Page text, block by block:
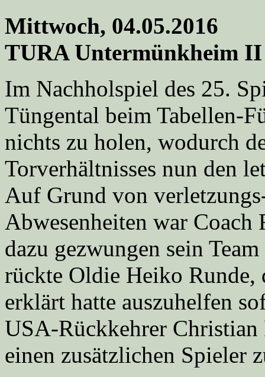
Mittwoch, 04.05.2016
TURA Untermünkheim
Im Nachholspiel des 25.
Tüngental beim Tabellen-
nichts zu holen, wodurch
Torverhältnisses nun den
Auf Grund von
Abwesenheiten war
dazu gezwungen sein
rückte Oldie Heiko Runde,
erklärt hatte auszuhelfen
USA-Rückkehrer Christian
einen zusätzlichen Spieler